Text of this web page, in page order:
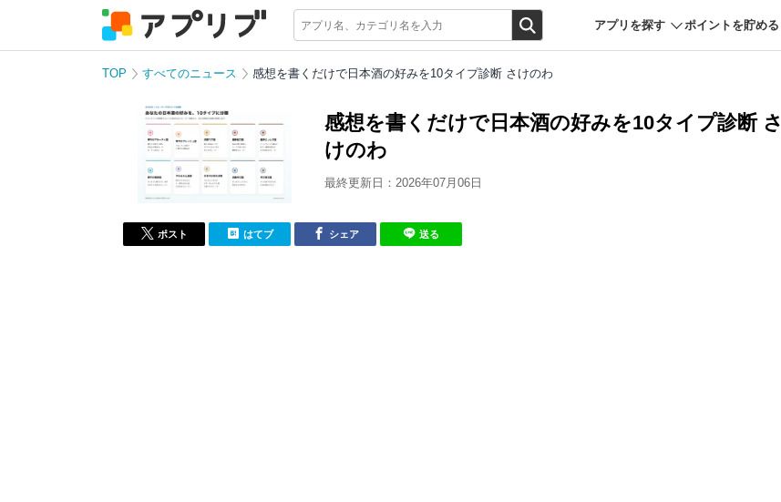
アプリを探す ポイントを貯める
TOP すべてのニュース 感想を書くだけで日本酒の好みを10タイプ診断 さけのわ
感想を書くだけで日本酒の好みを10タイプ診断 さ
けのわ
最終更新日：2026年07月06日
ポスト はてブ シェア 送る